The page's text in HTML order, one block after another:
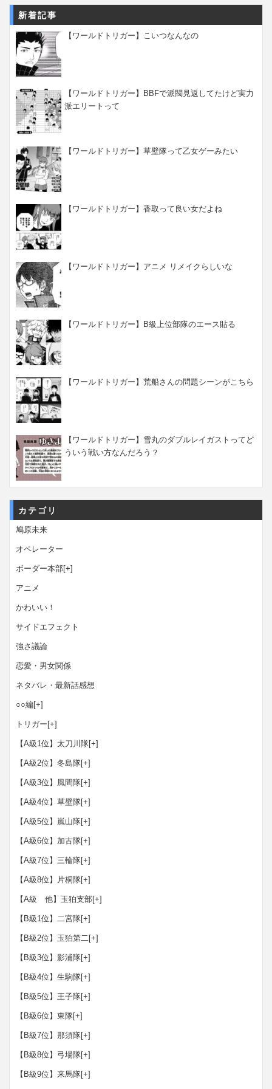
新着記事
【ワールドトリガー】こいつなんなの
【ワールドトリガー】BBFで派閥見返してたけど実力
派エリートって
【ワールドトリガー】草壁隊って乙女ゲーみたい
【ワールドトリガー】香取って良い女だよね
【ワールドトリガー】アニメ リメイクらしいな
【ワールドトリガー】B級上位部隊のエース貼る
【ワールドトリガー】荒船さんの問題シーンがこちら
【ワールドトリガー】雪丸のダブルレイガストってど
ういう戦い方なんだろう？
カテゴリ
鳩原未来
オペレーター
ボーダー本部[+]
アニメ
かわいい！
サイドエフェクト
強さ議論
恋愛・男女関係
ネタバレ・最新話感想
○○編[+]
トリガー [+]
【A級1位】太刀川隊[+]
【A級2位】冬島隊[+]
【A級3位】風間隊[+]
【A級4位】草壁隊[+]
【A級5位】嵐山隊[+]
【A級6位】加古隊[+]
【A級7位】三輪隊[+]
【A級8位】片桐隊[+]
【A級 他】玉狛支部[+]
【B級1位】二宮隊[+]
【B級2位】玉狛第二[+]
【B級3位】影浦隊[+]
【B級4位】生駒隊[+]
【B級5位】王子隊[+]
【B級6位】東隊[+]
【B級7位】那須隊[+]
【B級8位】弓場隊[+]
【B級9位】来馬隊[+]